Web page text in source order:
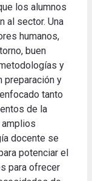
los alumnos
al sector. Una
humanos,
buen
y
preparación y
tanto
de la
docente se
potenciar el
para ofrecer